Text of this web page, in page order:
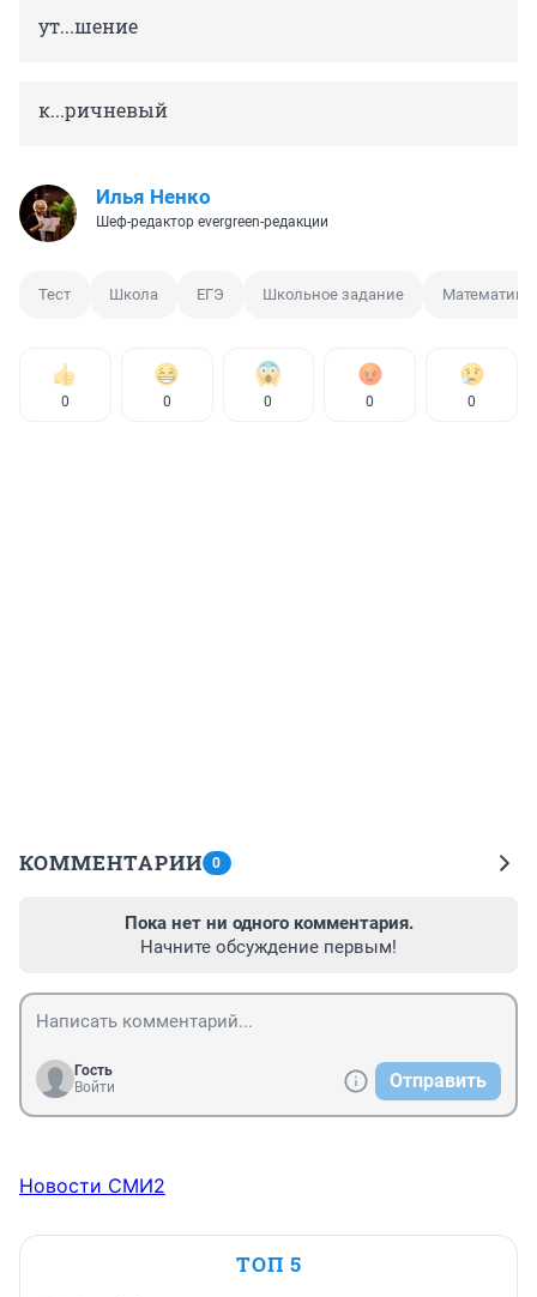
ут...шение
к...рич­не­вый
Илья Ненко
Шеф-редактор evergreen-редакции
Тест Школа ЕГЭ Школьное задание Математика
0 0 0 0 0
КОММЕНТАРИИ 0
Пока нет ни одного комментария.
Начните обсуждение первым!
Гость
Войти
Отправить
Новости СМИ2
ТОП 5